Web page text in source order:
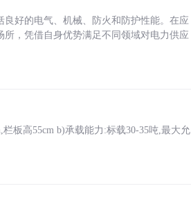
好的电气、机械、防火和防护性能。在应
，凭借自身优势满足不同领域对电力供应
板高55cm b)承载能力:标载30-35吨,最大允